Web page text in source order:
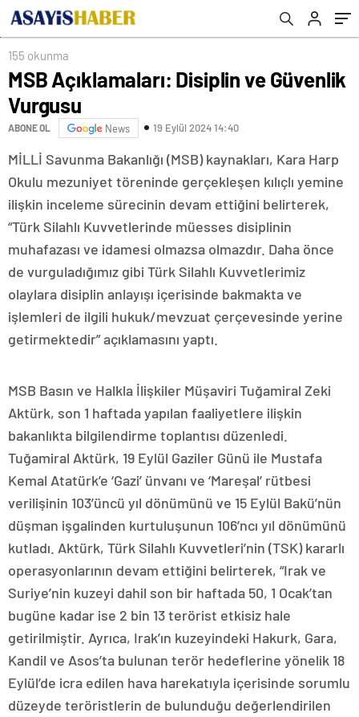
155 okunma
MSB Açıklamaları: Disiplin ve Güvenlik
Vurgusu
ABONE OL News 19 Eylül 2024 14:40
MİLLİ Savunma Bakanlığı (MSB) kaynakları, Kara Harp
Okulu mezuniyet töreninde gerçekleşen kılıçlı yemine
ilişkin inceleme sürecinin devam ettiğini belirterek,
“Türk Silahlı Kuvvetlerinde müesses disiplinin
muhafazası ve idamesi olmazsa olmazdır. Daha önce
de vurguladığımız gibi Türk Silahlı Kuvvetlerimiz
olaylara disiplin anlayışı içerisinde bakmakta ve
işlemleri de ilgili hukuk/mevzuat çerçevesinde yerine
getirmektedir” açıklamasını yaptı.
MSB Basın ve Halkla İlişkiler Müşaviri Tuğamiral Zeki
Aktürk, son 1 haftada yapılan faaliyetlere ilişkin
bakanlıkta bilgilendirme toplantısı düzenledi.
Tuğamiral Aktürk, 19 Eylül Gaziler Günü ile Mustafa
Kemal Atatürk’e ‘Gazi’ ünvanı ve ‘Mareşal’ rütbesi
verilişinin 103’üncü yıl dönümünü ve 15 Eylül Bakü’nün
düşman işgalinden kurtuluşunun 106’ncı yıl dönümünü
kutladı. Aktürk, Türk Silahlı Kuvvetleri’nin (TSK) kararlı
operasyonlarının devam ettiğini belirterek, “Irak ve
Suriye’nin kuzeyi dahil son bir haftada 50, 1 Ocak’tan
bugüne kadar ise 2 bin 13 terörist etkisiz hale
getirilmiştir. Ayrıca, Irak’ın kuzeyindeki Hakurk, Gara,
Kandil ve Asos’ta bulunan terör hedeflerine yönelik 18
Eylül’de icra edilen hava harekatıyla içerisinde sorumlu
düzeyde teröristlerin de bulunduğu değerlendirilen